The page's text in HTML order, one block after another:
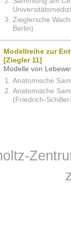
Zieglersche
Berlin)
Modellreihe zur
[Ziegler 11]
Modelle von
Anatomische
Anatomische
(Friedrich-